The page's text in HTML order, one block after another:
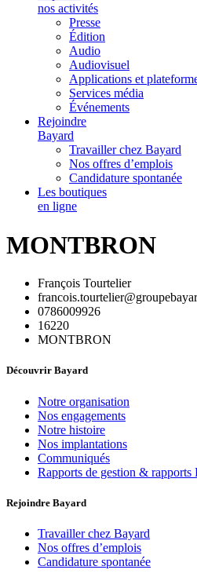
nos activités
Presse
Édition
Audio
Audiovisuel
Applications et
Services média
Événements
Rejoindre
Bayard
Travailler chez Bayard
Nos offres d’emplois
Candidature spontanée
Les boutiques
en ligne
MONTBRON
François Tourtelier
0786009926
16220
MONTBRON
Découvrir Bayard
Notre organisation
Nos engagements
Notre histoire
Nos implantations
Communiqués
Rapports de gestion & rapports
Rejoindre Bayard
Travailler chez Bayard
Nos offres d’emplois
Candidature spontanée